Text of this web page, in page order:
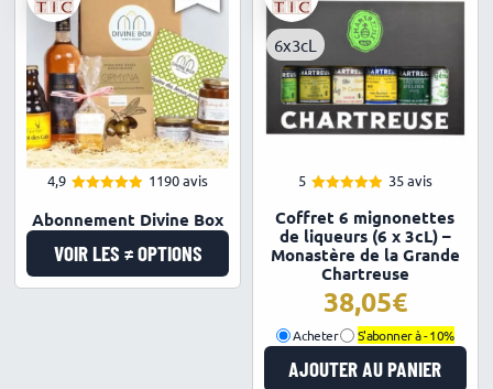
4,9
sur 5
1190 avis
Abonnement Divine Box
VOIR LES ≠ OPTIONS
6x3cL
5
sur 5
35 avis
Coffret 6 mignonettes
de liqueurs (6 x 3cL) –
Monastère de la Grande
Chartreuse
38,05€
Acheter S'abonner à -10%
AJOUTER AU PANIER